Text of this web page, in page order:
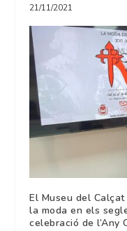
21/11/2021
El Museu del
la moda en els
celebració de l’Any